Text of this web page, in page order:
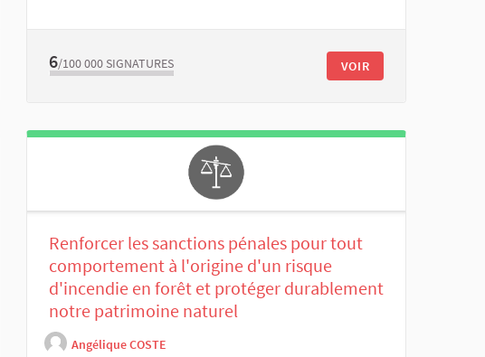
6/100 000 SIGNATURES VOIR
Renforcer les sanctions pénales pour tout
comportement à l'origine d'un risque
d'incendie en forêt et protéger durablement
notre patrimoine naturel
Angélique COSTE